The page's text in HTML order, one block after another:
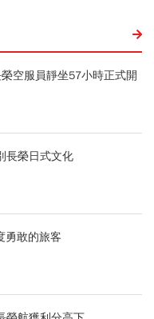
空服員靜坐57小時正式開
長榮日式文化
勇敢的旅客